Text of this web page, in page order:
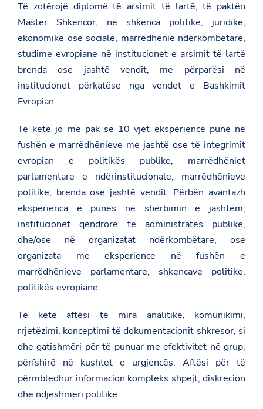
Të zotërojë diplomë të arsimit të lartë, të paktën
Master Shkencor, në shkenca politike, juridike,
ekonomike ose sociale, marrëdhënie ndërkombëtare,
studime evropiane në institucionet e arsimit të lartë
brenda ose jashtë vendit, me përparësi në
institucionet përkatëse nga vendet e Bashkimit
Evropian
Të ketë jo më pak se 10 vjet eksperiencë punë në
fushën e marrëdhënieve me jashtë ose të integrimit
evropian e politikës publike, marrëdhëniet
parlamentare e ndërinstitucionale, marrëdhënieve
politike, brenda ose jashtë vendit. Përbën avantazh
eksperienca e punës në shërbimin e jashtëm,
institucionet qëndrore të administratës publike,
dhe/ose në organizatat ndërkombëtare, ose
organizata me eksperience në fushën e
marrëdhënieve parlamentare, shkencave politike,
politikës evropiane.
Të ketë aftësi të mira analitike, komunikimi,
rrjetëzimi, konceptimi të dokumentacionit shkresor, si
dhe gatishmëri për të punuar me efektivitet në grup,
përfshirë në kushtet e urgjencës. Aftësi për të
përmbledhur informacion kompleks shpejt, diskrecion
dhe ndjeshmëri politike.